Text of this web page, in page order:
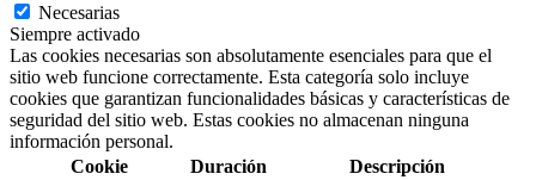
Necesarias
Siempre activado
Las cookies necesarias son absolutamente esenciales para que el
sitio web funcione correctamente. Esta categoría solo incluye
cookies que garantizan funcionalidades básicas y características de
seguridad del sitio web. Estas cookies no almacenan ninguna
información personal.
Cookie
Duración Descripción